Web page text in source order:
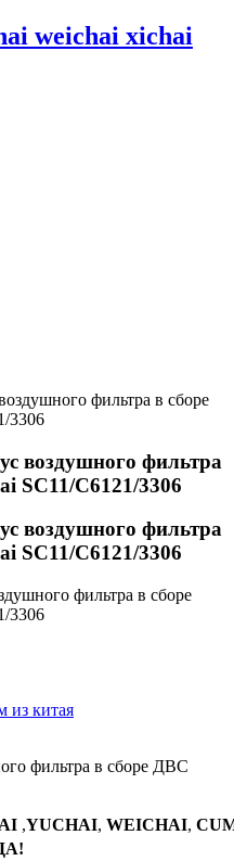
воздушного фильтра
SC11/C6121/3306
воздушного фильтра
SC11/C6121/3306
фильтра в сборе
3306
из китая
фильтра в сборе ДВС
,YUCHAI, WEICHAI,